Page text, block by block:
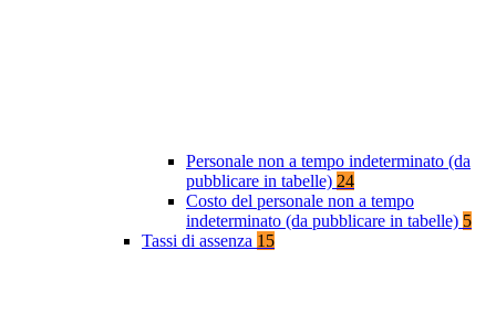
Personale non a tempo indeterminato (da
pubblicare in tabelle) 24
Costo del personale non a tempo
indeterminato (da pubblicare in tabelle) 5
Tassi di assenza 15